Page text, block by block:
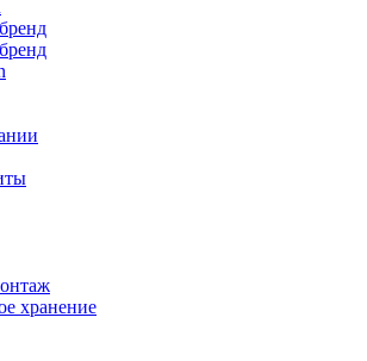
хранение